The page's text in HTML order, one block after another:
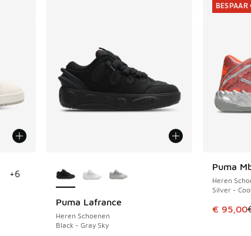
+6
Puma Lafrance
Heren Schoenen
Black - Gray Sky
Puma
Heren
Silver -
Dit
€ 95,00
BESPAAR